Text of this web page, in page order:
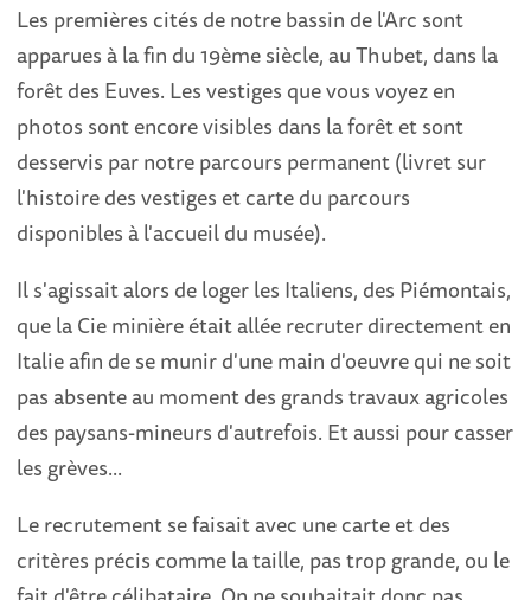
Les premières cités de notre bassin de l'Arc sont
apparues à la fin du 19ème siècle, au Thubet, dans la
forêt des Euves. Les vestiges que vous voyez en
photos sont encore visibles dans la forêt et sont
desservis par notre parcours permanent (livret sur
l'histoire des vestiges et carte du parcours
disponibles à l'accueil du musée).
Il s'agissait alors de loger les Italiens, des Piémontais,
que la Cie minière était allée recruter directement en
Italie afin de se munir d'une main d'oeuvre qui ne soit
pas absente au moment des grands travaux agricoles
des paysans-mineurs d'autrefois. Et aussi pour casser
les grèves...
Le recrutement se faisait avec une carte et des
critères précis comme la taille, pas trop grande, ou le